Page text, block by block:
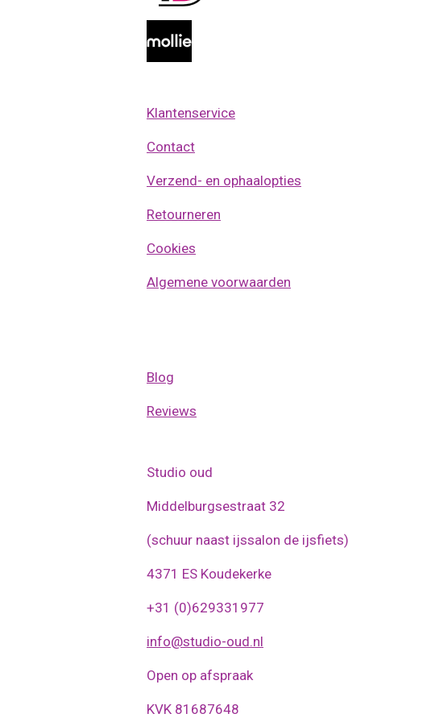
k
k
Klantenservice
Contact
Verzend- en ophaalopties
Retourneren
Cookies
Algemene voorwaarden
Blog
Reviews
Studio oud
Middelburgsestraat 32
(schuur naast ijssalon de ijsfiets)
4371 ES Koudekerke
+31 (0)629331977
info@studio-oud.nl
Open op afspraak
KVK 81687648